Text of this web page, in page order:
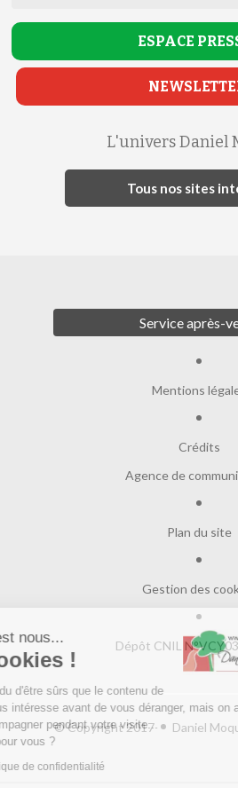
ESPACE
L'univers Daniel
Tous nos sites
Service après-
Mentions
Crédits
Agence de
Plan du site
Gestion des
Dépôt CNIL
© Copyright 2017 Daniel
Salut c'est nous...
les Cookies !
On a attendu d'être sûrs que le contenu de
ce site vous intéresse avant de vous
vous accompagner pendant votre visite...
C'est OK pour vous ?
Lire la politique de confidentialité